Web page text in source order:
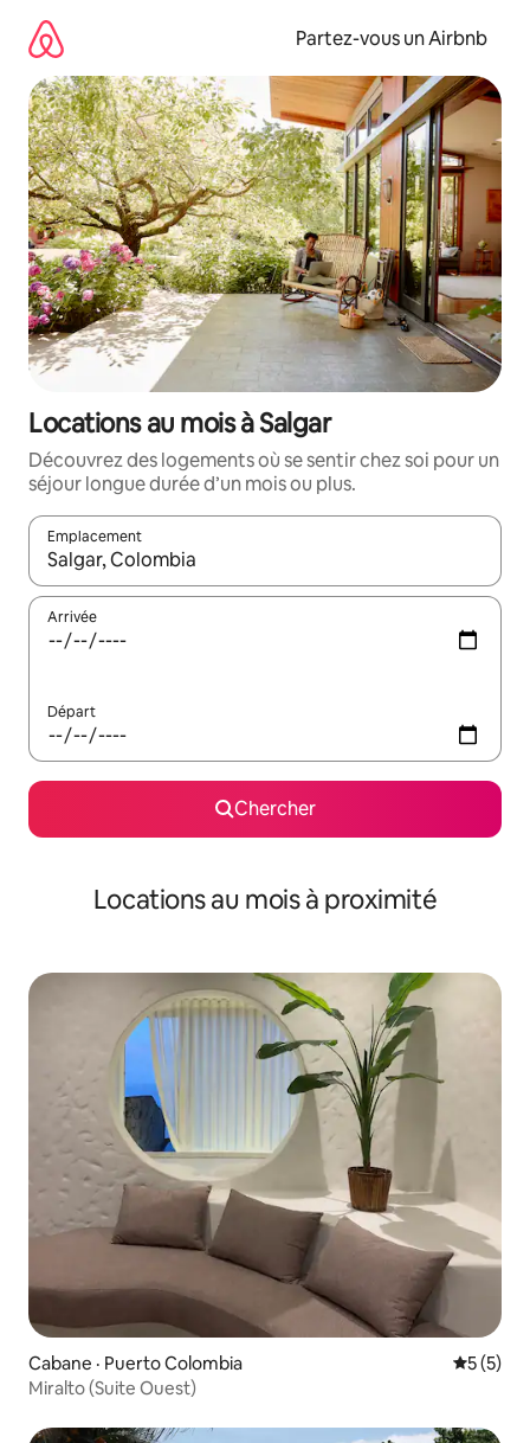
directement
contenu
Partez-vous un Airbnb
Locations au mois à Salgar
Découvrez des logements où se sentir chez soi pour un
séjour longue durée d’un mois ou plus.
Emplacement
Quand les résultats sont affichés, parcourez-les en utilisant
Arrivée
Départ
Chercher
Locations au mois à proximité
Cabane · Puerto Colombia Note
5 (5)
Miralto (Suite Ouest)